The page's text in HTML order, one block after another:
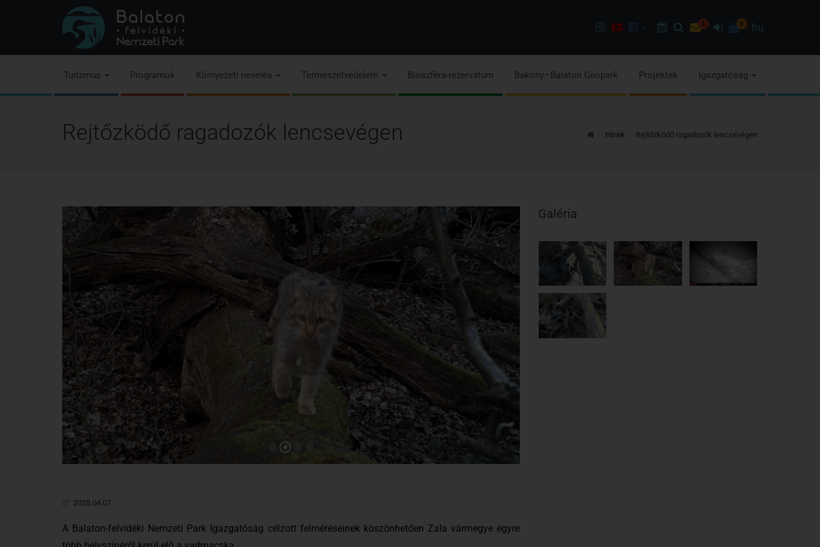
Instagram
YoutubeFacebookProgramok
Keresés
Hírlevél
1 Bejelentkezés
0 hu
Turizmus Programok Környezeti nevelés Természetvédelem Bioszféra-rezervátum Bakony–Balaton Geopark Projektek Igazgatóság
Rejtőzködő ragadozók lencsevégen Kezdőoldal
Hírek Rejtőzködő ragadozók lencsevégen
2025.04.07.
A Balaton-felvidéki Nemzeti Park Igazgatóság célzott felméréseinek köszönhetően Zala vármegye egyre
Galéria